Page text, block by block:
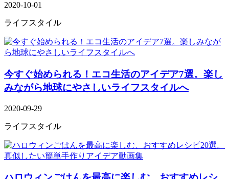
2020-10-01
ライフスタイル
今すぐ始められる！エコ生活のアイデア7選。楽し
みながら地球にやさしいライフスタイルへ
2020-09-29
ライフスタイル